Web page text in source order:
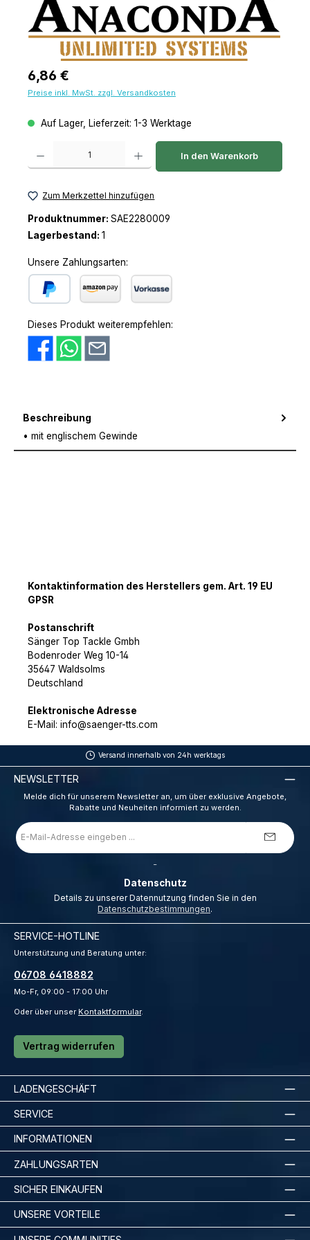
Regulärer Preis:
6,86 €
Preise inkl. MwSt. zzgl. Versandkosten
Auf Lager, Lieferzeit: 1-3 Werktage
Produkt Anzahl: Gib den gewünschten Wert ein oder benutze die
In den Warenkorb
Zum Merkzettel hinzufügen
Produktnummer: SAE2280009
Lagerbestand: 1
Unsere Zahlungsarten:
Dieses Produkt weiterempfehlen:
Beschreibung
• mit englischem Gewinde
Kontaktinformation des Herstellers gem. Art. 19 EU
GPSR
Postanschrift
Sänger Top Tackle Gmbh
Bodenroder Weg 10-14
35647 Waldsolms
Deutschland
Elektronische Adresse
E-Mail: info@saenger-tts.com
Versand innerhalb von 24h werktags
NEWSLETTER
Melde dich für unserem Newsletter an, um über exklusive Angebote,
Rabatte und Neuheiten informiert zu werden.
E-
Mail-
Adresse
Datenschutz
Datenschutzbestimmungen.
SERVICE-HOTLINE
Unterstützung und Beratung unter:
06708 6418882
Mo-Fr, 09:00 - 17:00 Uhr
Oder über unser Kontaktformular.
Vertrag widerrufen
LADENGESCHÄFT
SERVICE
INFORMATIONEN
ZAHLUNGSARTEN
SICHER EINKAUFEN
UNSERE VORTEILE